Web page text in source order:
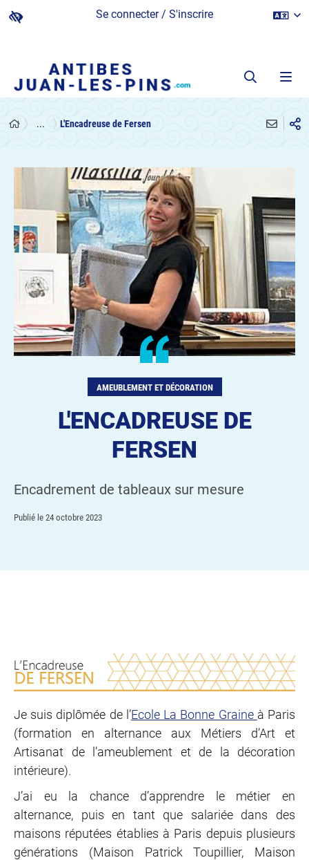
Se connecter / S'inscrire
... L'Encadreuse de Fersen
AMEUBLEMENT ET DÉCORATION
L'ENCADREUSE DE
FERSEN
Encadrement de tableaux sur mesure
Publié le 24 octobre 2023
Je suis diplômée de l’Ecole La Bonne Graine à Paris
(formation en alternance aux Métiers d’Art et
Artisanat de l’ameublement et de la décoration
intérieure).
J’ai eu la chance d’apprendre le métier en
alternance, puis en tant que salariée dans des
maisons réputées établies à Paris depuis plusieurs
générations (Maison Patrick Toupillier, Maison